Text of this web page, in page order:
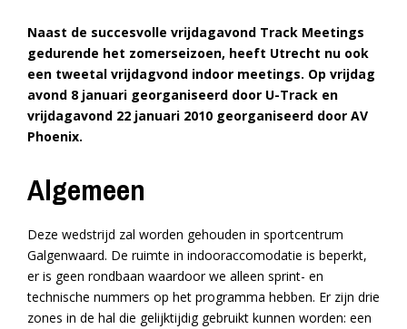
Naast de succesvolle vrijdagavond Track Meetings
gedurende het zomerseizoen, heeft Utrecht nu ook
een tweetal vrijdagvond indoor meetings. Op vrijdag
avond 8 januari georganiseerd door U-Track en
vrijdagavond 22 januari 2010 georganiseerd door AV
Phoenix.
Algemeen
Deze wedstrijd zal worden gehouden in sportcentrum
Galgenwaard. De ruimte in indooraccomodatie is beperkt,
er is geen rondbaan waardoor we alleen sprint- en
technische nummers op het programma hebben. Er zijn drie
zones in de hal die gelijktijdig gebruikt kunnen worden: een